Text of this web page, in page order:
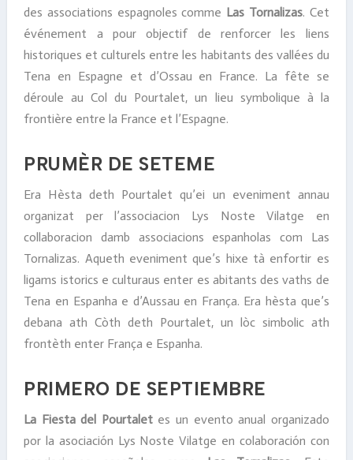
des associations espagnoles comme Las Tornalizas. Cet
événement a pour objectif de renforcer les liens
historiques et culturels entre les habitants des vallées du
Tena en Espagne et d’Ossau en France. La fête se
déroule au Col du Pourtalet, un lieu symbolique à la
frontière entre la France et l’Espagne.
PRUMÈR DE SETEME
Era Hèsta deth Pourtalet qu’ei un eveniment annau
organizat per l’associacion Lys Noste Vilatge en
collaboracion damb associacions espanholas com Las
Tornalizas. Aqueth eveniment que’s hixe tà enfortir es
ligams istorics e culturaus enter es abitants des vaths de
Tena en Espanha e d’Aussau en França. Era hèsta que’s
debana ath Còth deth Pourtalet, un lòc simbolic ath
frontèth enter França e Espanha.
PRIMERO DE SEPTIEMBRE
La Fiesta del Pourtaletes un evento anual organizado
por la asociación Lys Noste Vilatge en colaboración con